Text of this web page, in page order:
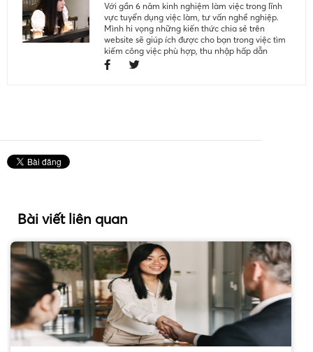
Với gần 6 năm kinh nghiệm làm việc trong lĩnh
vực tuyển dụng việc làm, tư vấn nghề nghiệp.
Mình hi vọng những kiến thức chia sẻ trên
website sẽ giúp ích được cho bạn trong việc tìm
kiếm công việc phù hợp, thu nhập hấp dẫn
Bài viết liên quan